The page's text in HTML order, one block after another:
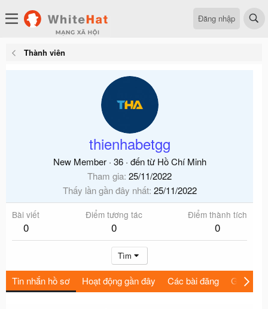
Đăng nhập
Thành viên
thienhabetgg
New Member · 36 · đến từ Hồ Chí Minh
Tham gia 25/11/2022
Thấy lần gần đây nhất 25/11/2022
Bài viết
0
Điểm tương tác
0
Điểm thành tích
0
Tìm
Tin nhắn hồ sơ Hoạt động gần đây Các bài đăng Giới thiệu